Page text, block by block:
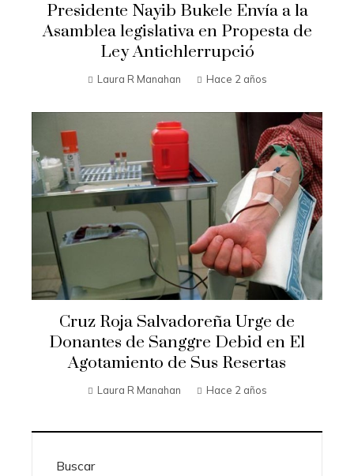
Presidente Nayib Bukele Envía a la
Asamblea legislativa en Propesta de
Ley Antichlerrupció
Laura R Manahan Hace 2 años
Cruz Roja Salvadoreña Urge de
Donantes de Sanggre Debid en El
Agotamiento de Sus Resertas
Laura R Manahan Hace 2 años
Buscar